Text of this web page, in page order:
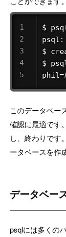
$
psql:
$
$
このデータベー
確認に最適です。
し、終わりです
ータベースを作
データベー
psqlには多くの